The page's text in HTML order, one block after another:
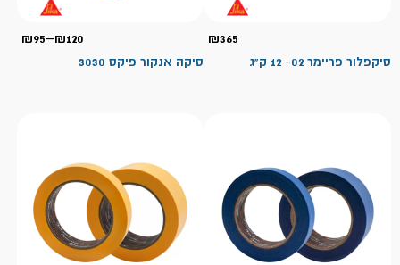
₪365
סיקפלור פריימר 02- 12 ק"ג
₪95–₪120
סיקה אנקור פיקס 3030